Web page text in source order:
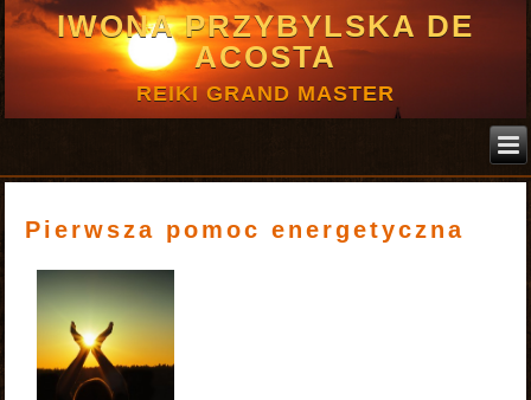
IWONA PRZYBYLSKA DE
ACOSTA
REIKI GRAND MASTER
Pierwsza pomoc energetyczna